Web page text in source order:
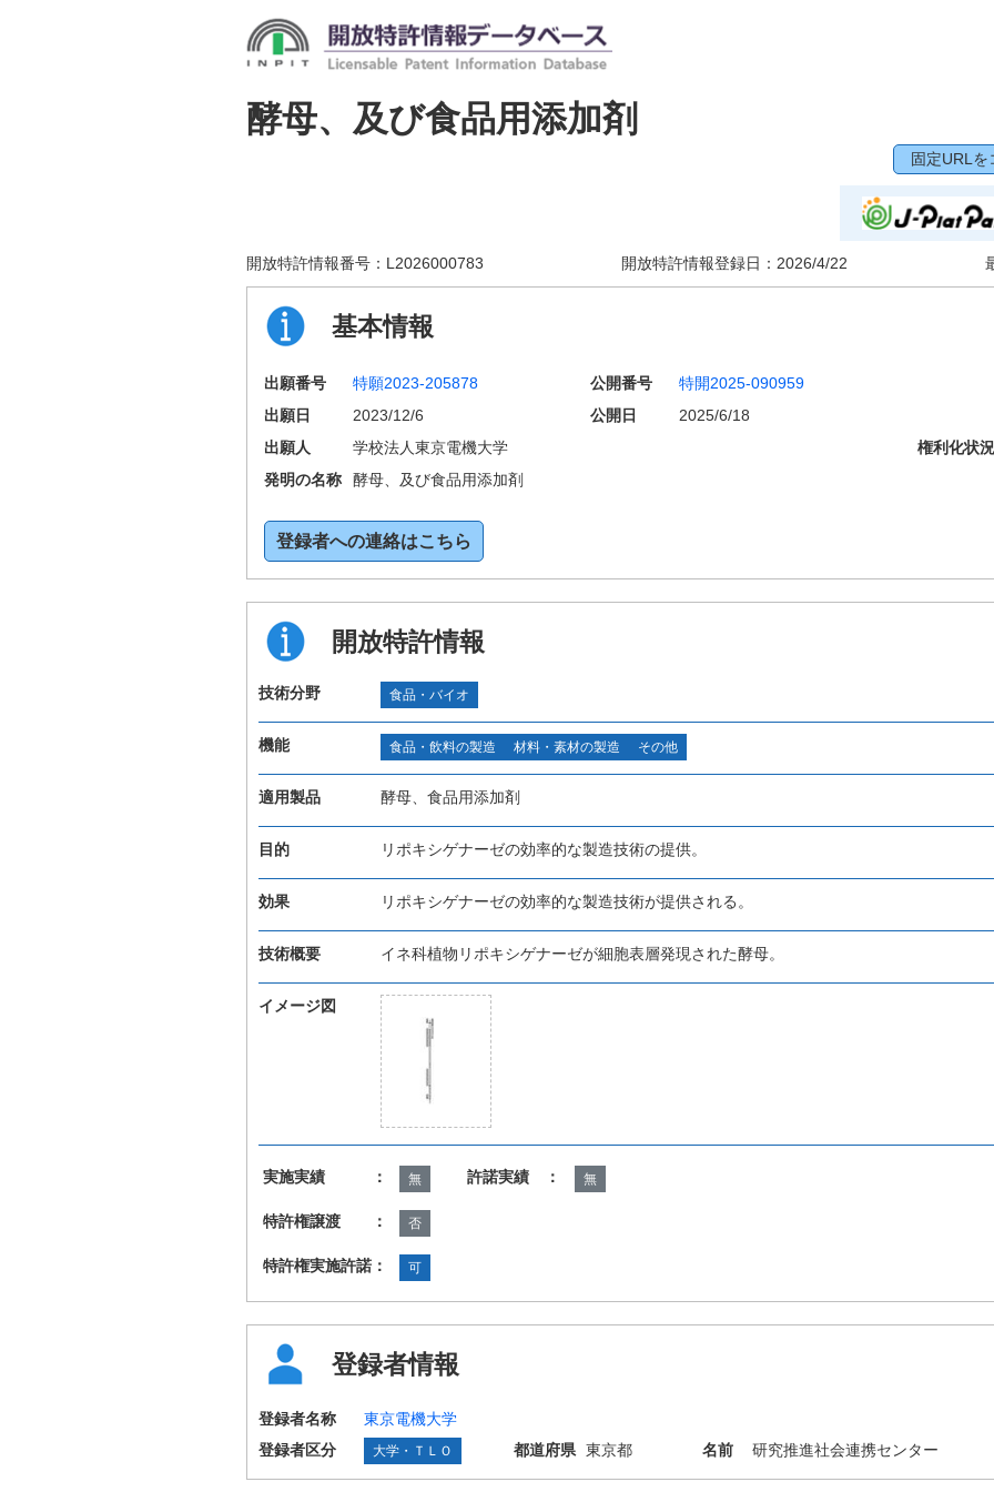
酵母、及び食品用添加剤
固定URLを
開放特許情報番号： L2026000783 開放特許情報登録日： 2026/4/22
基本情報
出願番号 特願2023-205878 公開番号
特開2025-090959
出願日
2023/12/6 公開日
2025/6/18
出願人
学校法人東京電機大学 権利化状況
発明の名称
酵母、及び食品用添加剤
登録者への連絡はこちら
開放特許情報
技術分野 食品・バイオ
機能 食品・飲料の製造 材料・素材の製造 その他
適用製品 酵母、食品用添加剤
目的 リポキシゲナーゼの効率的な製造技術の提供。
効果 リポキシゲナーゼの効率的な製造技術が提供される。
技術概要 イネ科植物リポキシゲナーゼが細胞表層発現された酵母。
イメージ図
実施実績 ： 無 許諾実績 ： 無
特許権譲渡 ： 否
特許権実施許諾： 可
登録者情報
登録者名称
東京電機大学
登録者区分
大学・ＴＬＯ 都道府県 東京都 名前 研究推進社会連携センター